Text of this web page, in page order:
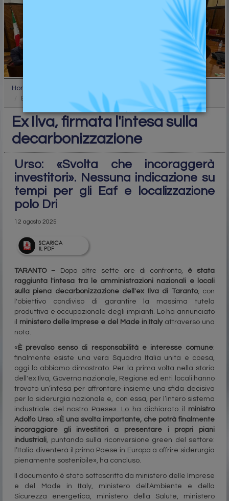
Home
Ex Ilva, firmata l'intesa sulla decarbonizzazione
Ex Ilva, firmata l'intesa sulla
decarbonizzazione
Urso: «Svolta che incoraggerà
investitori». Nessuna indicazione su
tempi per gli Eaf e localizzazione
polo Dri
12 agosto 2025
TARANTO – Dopo oltre sette ore di confronto, è stata
raggiunta l'intesa tra le amministrazioni nazionali e locali
sulla piena decarbonizzazione dell'ex Ilva di Taranto, con
l'obiettivo condiviso di garantire la massima tutela
produttiva e occupazionale degli impianti. Lo ha annunciato
il ministero delle Imprese e del Made in Italyattraverso una
nota.
« È prevalso senso di responsabilità e interesse comune:
finalmente esiste una vera Squadra Italia unita e coesa,
oggi lo abbiamo dimostrato. Per la prima volta nella storia
dell'ex Ilva, Governo nazionale, Regione ed enti locali hanno
trovato un’intesa per affrontare insieme una sfida decisiva
per la siderurgia nazionale e, con essa, per l’intero sistema
industriale del nostro Paese». Lo ha dichiarato il ministro
Adolfo Urso. « È una svolta importante, che potrà finalmente
incoraggiare gli investitori a presentare i propri piani
industriali, puntando sulla riconversione green del settore:
l’Italia diventerà il primo Paese in Europa a offrire siderurgia
pienamente sostenibile», ha concluso.
Il documento è stato sottoscritto da ministero delle Imprese
e del Made in Italy, ministero dell'Ambiente e della
Sicurezza energetica, ministero della Salute, ministero